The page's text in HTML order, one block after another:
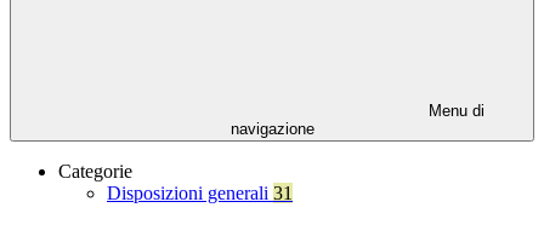
Menu di
navigazione
Categorie
Disposizioni generali 31